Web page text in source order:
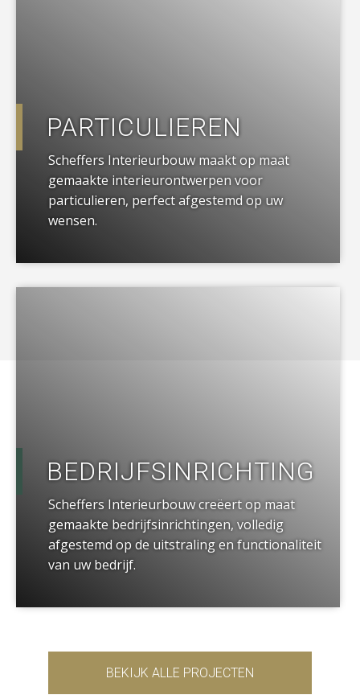
PARTICULIEREN
Scheffers Interieurbouw maakt op maat
gemaakte interieurontwerpen voor
particulieren, perfect afgestemd op uw
wensen.
BEDRIJFSINRICHTING
Scheffers Interieurbouw creëert op maat
gemaakte bedrijfsinrichtingen, volledig
afgestemd op de uitstraling en functionaliteit
van uw bedrijf.
BEKIJK ALLE PROJECTEN